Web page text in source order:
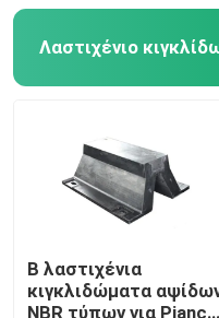
Στυλίσκοι
Λαστιχένιο
Β λαστιχένια
κιγκλιδώματα
NBR τύπων για Pianc